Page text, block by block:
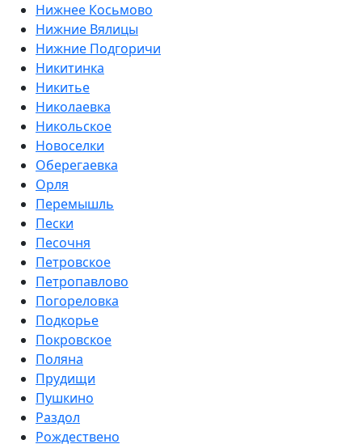
Нижнее Косьмово
Нижние Вялицы
Нижние Подгоричи
Никитинка
Никитье
Николаевка
Никольское
Новоселки
Оберегаевка
Орля
Перемышль
Пески
Песочня
Петровское
Петропавлово
Погореловка
Подкорье
Покровское
Поляна
Прудищи
Пушкино
Раздол
Рождествено